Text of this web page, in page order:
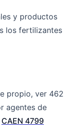
y productos
los fertilizantes
propio, ver 462
agentes de
CAEN 4799